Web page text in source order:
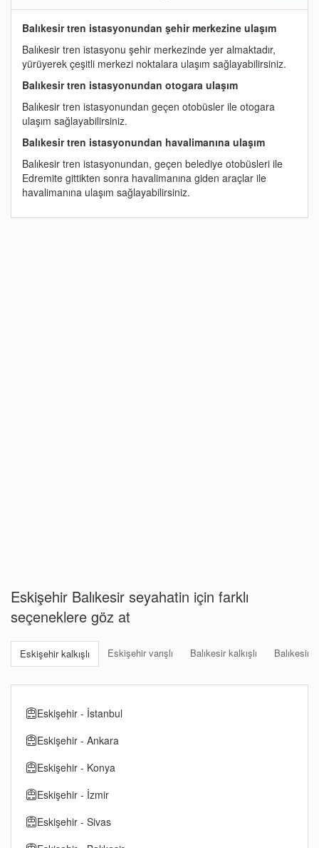
Balıkesir tren istasyonundan şehir merkezine ulaşım
Balıkesir tren istasyonu şehir merkezinde yer almaktadır,
yürüyerek çeşitli merkezi noktalara ulaşım sağlayabilirsiniz.
Balıkesir tren istasyonundan otogara ulaşım
Balıkesir tren istasyonundan geçen otobüsler ile otogara
ulaşım sağlayabilirsiniz.
Balıkesir tren istasyonundan havalimanına ulaşım
Balıkesir tren istasyonundan, geçen belediye otobüsleri ile
Edremite gittikten sonra havalimanına giden araçlar ile
havalimanına ulaşım sağlayabilirsiniz.
Eskişehir Balıkesir seyahatin için farklı
seçeneklere göz at
Eskişehir kalkışlı Eskişehir varışlı Balıkesir kalkışlı Balıkesir
Eskişehir - İstanbul
Eskişehir - Ankara
Eskişehir - Konya
Eskişehir - İzmir
Eskişehir - Sivas